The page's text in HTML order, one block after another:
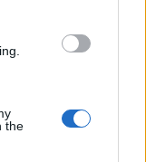
thebelüli